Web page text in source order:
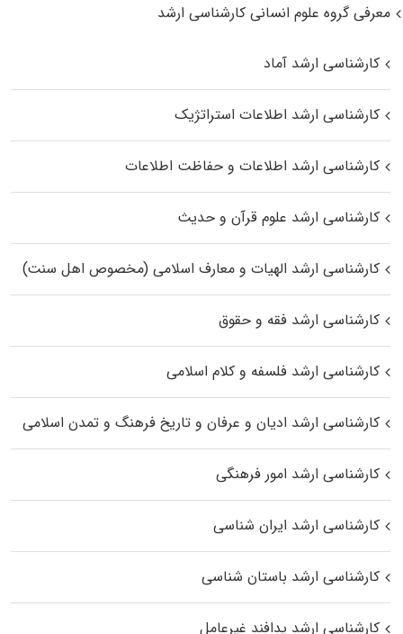
معرفی گروه علوم انسانی کارشناسی ارشد
کارشناسی ارشد آماد
کارشناسی ارشد اطلاعات استراتژیک
کارشناسی ارشد اطلاعات و حفاظت اطلاعات
کارشناسی ارشد علوم قرآن و حدیث
کارشناسی ارشد الهیات و معارف اسلامی (مخصوص اهل سنت)
کارشناسی ارشد فقه و حقوق
کارشناسی ارشد فلسفه و کلام اسلامی
کارشناسی ارشد ادیان و عرفان و تاریخ فرهنگ و تمدن اسلامی
کارشناسی ارشد امور فرهنگی
کارشناسی ارشد ایران شناسی
کارشناسی ارشد باستان شناسی
کارشناسی ارشد پدافند غیرعامل